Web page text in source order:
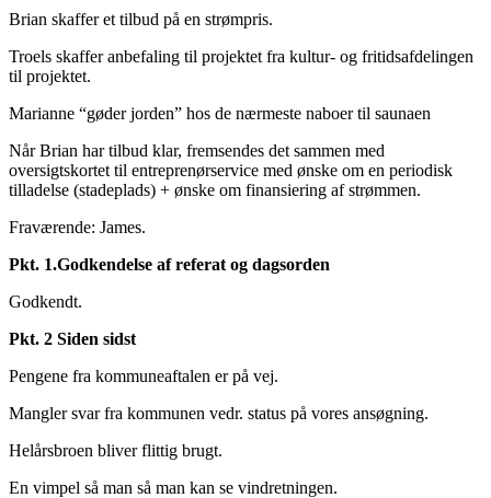
Brian skaffer et tilbud på en strømpris.
Troels skaffer anbefaling til projektet fra kultur- og fritidsafdelingen
til projektet.
Marianne “gøder jorden” hos de nærmeste naboer til saunaen
Når Brian har tilbud klar, fremsendes det sammen med
oversigtskortet til entreprenørservice med ønske om en periodisk
tilladelse (stadeplads) + ønske om finansiering af strømmen.
Fraværende: James.
Pkt. 1.Godkendelse af referat og dagsorden
Godkendt.
Pkt. 2 Siden sidst
Pengene fra kommuneaftalen er på vej.
Mangler svar fra kommunen vedr. status på vores ansøgning.
Helårsbroen bliver flittig brugt.
En vimpel så man så man kan se vindretningen.